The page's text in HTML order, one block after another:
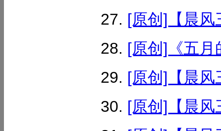
[原创]【晨风
[原创]《五月
[原创]【晨风
[原创]【晨风